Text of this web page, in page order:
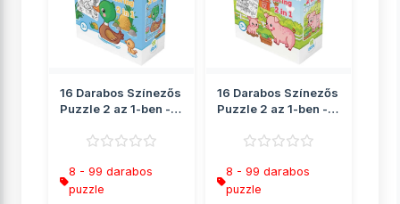
16 Darabos Színezős
Puzzle 2 az 1-ben -
8 - 99 darabos
puzzle
16 Darabos Színezős
Puzzle 2 az 1-ben -
8 - 99 darabos
puzzle